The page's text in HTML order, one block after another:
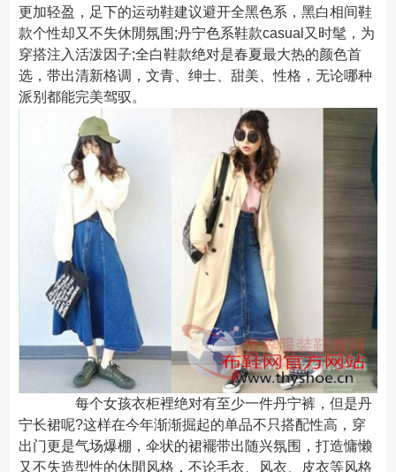
更加轻盈，足下的运动鞋建议避开全黑色系，黑白相间鞋
款个性却又不失休閒氛围;丹宁色系鞋款casual又时髦，为
穿搭注入活泼因子;全白鞋款绝对是春夏最大热的颜色首
选，带出清新格调，文青、绅士、甜美、性格，无论哪种
派别都能完美驾驭。
每个女孩衣柜裡绝对有至少一件丹宁裤，但是丹
宁长裙呢?这样在今年渐渐掘起的单品不只搭配性高，穿
出门更是气场爆棚，伞状的裙襬带出随兴氛围，打造慵懒
又不失造型性的休閒风格，不论毛衣、风衣、皮衣等风格